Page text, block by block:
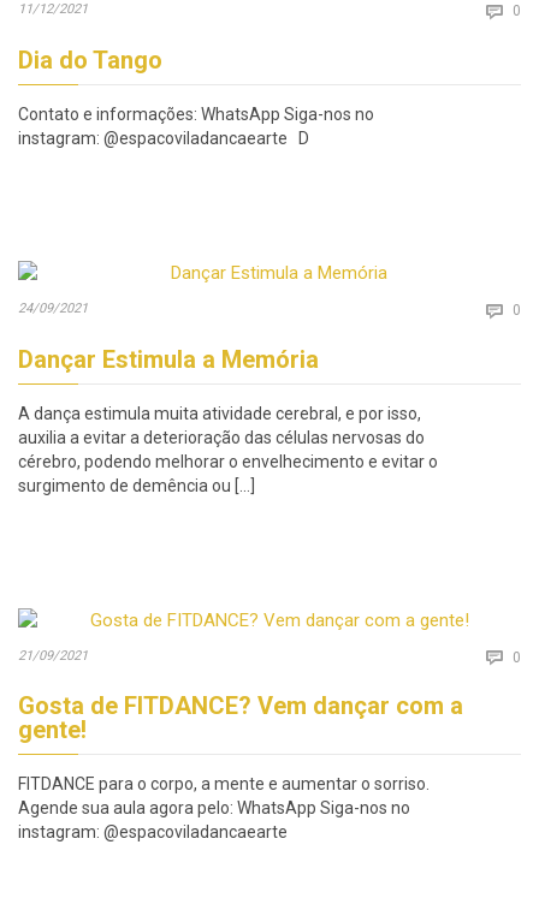
11/12/2021  0
Dia do Tango
Contato e informações: WhatsApp Siga-nos no
instagram: @espacoviladancaearte D
24/09/2021  0
Dançar Estimula a Memória
A dança estimula muita atividade cerebral, e por isso,
auxilia a evitar a deterioração das células nervosas do
cérebro, podendo melhorar o envelhecimento e evitar o
surgimento de demência ou […]
21/09/2021  0
Gosta de FITDANCE? Vem dançar com a
gente!
FITDANCE para o corpo, a mente e aumentar o sorriso.
Agende sua aula agora pelo: WhatsApp Siga-nos no
instagram: @espacoviladancaearte